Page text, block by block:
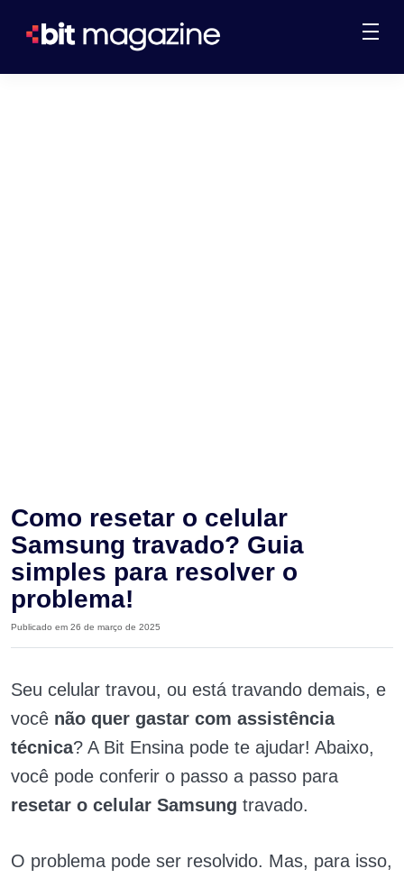
Como resetar o celular
Samsung travado? Guia
simples para resolver o
problema!
Publicado em 26 de março de 2025
Seu celular travou, ou está travando demais, e
você não quer gastar com assistência
técnica? A Bit Ensina pode te ajudar! Abaixo,
você pode conferir o passo a passo para
resetar o celular Samsung travado.
O problema pode ser resolvido. Mas, para isso,